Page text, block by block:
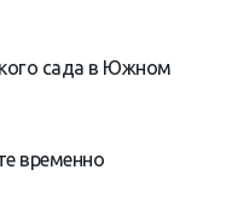
сада в Южном
временно